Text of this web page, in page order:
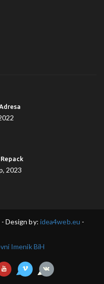
2023
Design by: idea4web.eu -
Imenik BiH